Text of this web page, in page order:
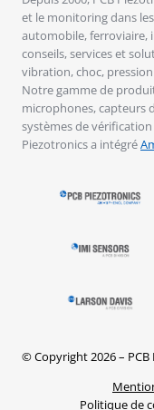
et le monitoring dans
automobile, ferroviaire,
conseils, services et
vibration, choc,
Notre gamme de
microphones, capteurs
systèmes de
Piezotronics a intégré
© Copyright 2026 –
Politique de